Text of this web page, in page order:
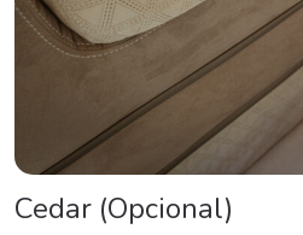
Cedar (Opcional)